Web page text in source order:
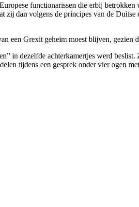
functionarissen die erbij betrokken
zij dan volgens de principes van de
een Grexit geheim moest blijven, gezien
in dezelfde achterkamertjes werd
tijdens een gesprek onder vier ogen